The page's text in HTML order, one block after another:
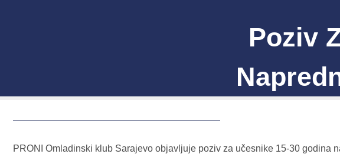
Poziv
PRONI Omladinski klub Sarajevo objavljuje poziv za učesnike 15-30 godina